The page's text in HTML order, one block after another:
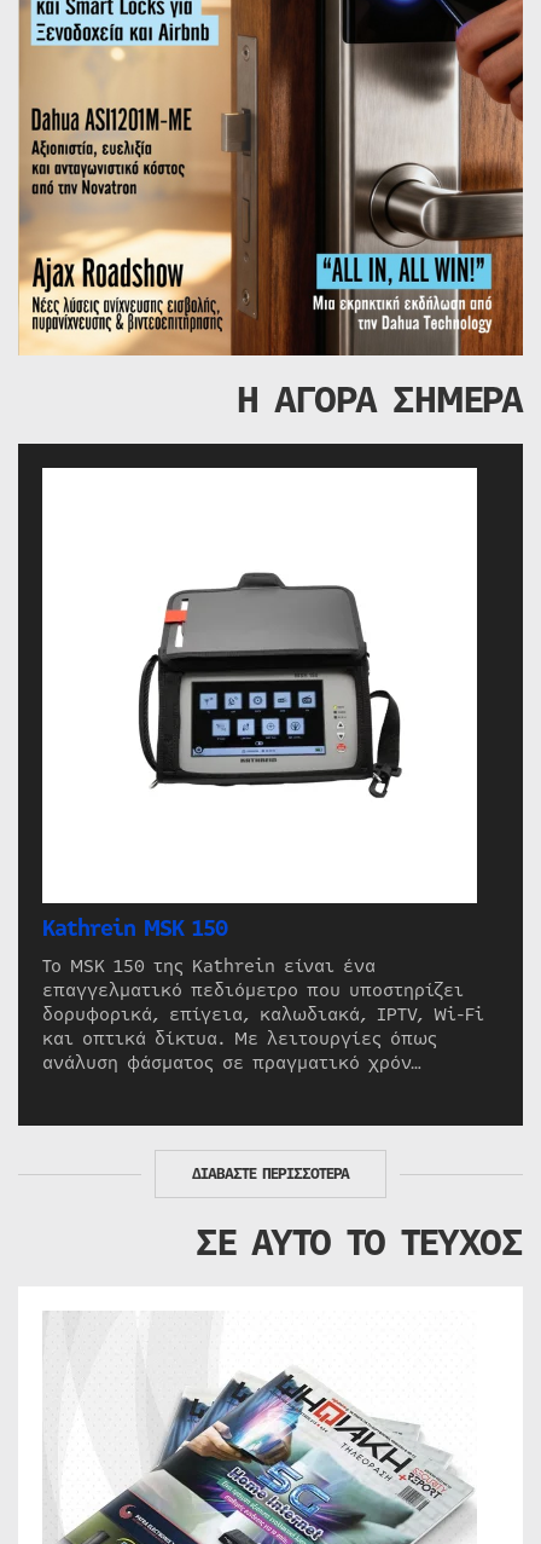
Η ΑΓΟΡΑ ΣΗΜΕΡΑ
Kathrein MSK 150
Το MSK 150 της Kathrein είναι ένα
επαγγελματικό πεδιόμετρο που υποστηρίζει
δορυφορικά, επίγεια, καλωδιακά, IPTV, Wi-Fi
και οπτικά δίκτυα. Με λειτουργίες όπως
ανάλυση φάσματος σε πραγματικό χρόν…
ΔΙΑΒΑΣΤΕ ΠΕΡΙΣΣΟΤΕΡΑ
ΣΕ ΑΥΤΟ ΤΟ ΤΕΥΧΟΣ